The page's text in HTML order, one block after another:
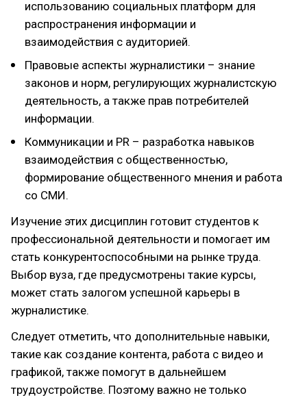
использованию социальных платформ для
распространения информации и
взаимодействия с аудиторией.
Правовые аспекты журналистики – знание
законов и норм, регулирующих журналистскую
деятельность, а также прав потребителей
информации.
Коммуникации и PR – разработка навыков
взаимодействия с общественностью,
формирование общественного мнения и работа
со СМИ.
Изучение этих дисциплин готовит студентов к
профессиональной деятельности и помогает им
стать конкурентоспособными на рынке труда.
Выбор вуза, где предусмотрены такие курсы,
может стать залогом успешной карьеры в
журналистике.
Следует отметить, что дополнительные навыки,
такие как создание контента, работа с видео и
графикой, также помогут в дальнейшем
трудоустройстве. Поэтому важно не только